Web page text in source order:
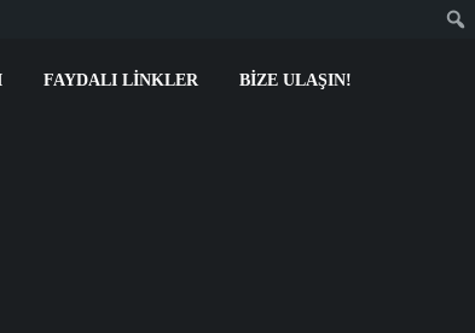
FAYDALI LINKLER BIZE ULAŞIN!